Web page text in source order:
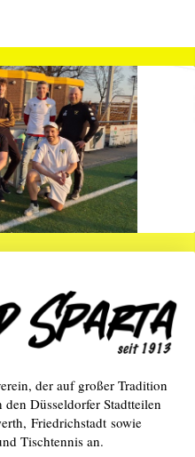
der auf großer Tradition
Düsseldorfer Stadtteilen
Friedrichstadt sowie
Tischtennis an.